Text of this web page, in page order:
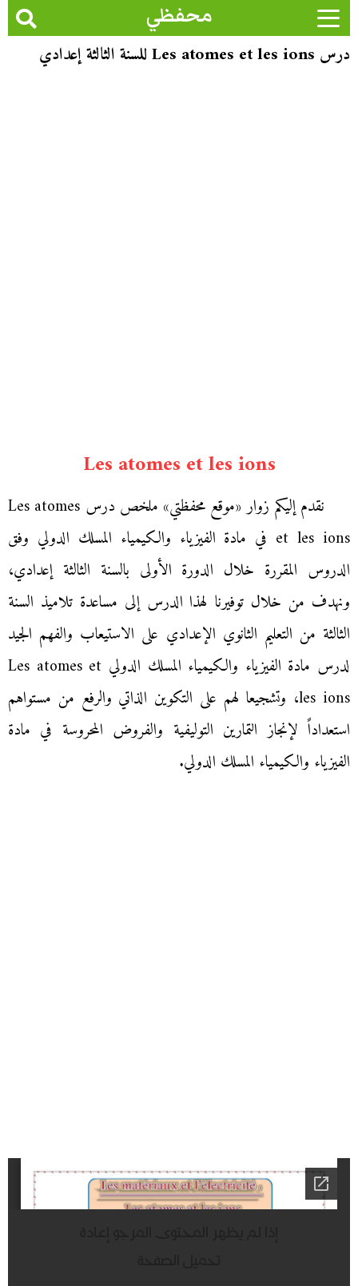
محفظي
درس Les atomes et les ions للسنة الثالثة إعدادي
Les atomes et les ions
نقدم إليكم زوار «موقع محفظتي» ملخص درس Les atomes
et les ions في مادة الفيزياء والكيمياء المسلك الدولي وفق
الدروس المقررة خلال الدورة الأولى بالسنة الثالثة إعدادي،
ونهدف من خلال توفيرنا لهذا الدرس إلى مساعدة تلاميذ السنة
الثالثة من التعليم الثانوي الإعدادي على الاستيعاب والفهم الجيد
لدرس مادة الفيزياء والكيمياء المسلك الدولي Les atomes et
les ions، وتشجيعا لهم على التكوين الذاتي والرفع من مستواهم
استعداداً لإنجاز التمارين التوليفية والفروض المحروسة في مادة
الفيزياء والكيمياء المسلك الدولي.